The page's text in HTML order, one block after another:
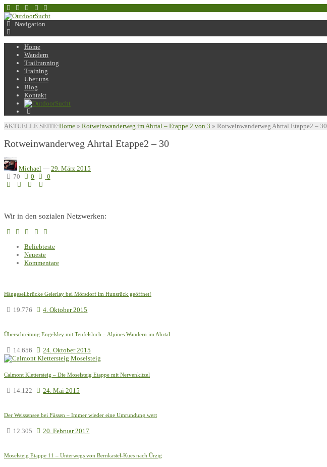
Navigation
Home
Wandern
Trailrunning
Training
Über uns
Blog
Kontakt
AKTUELLE SEITE:Home » Rotweinwanderweg im Ahrtal – Etappe 2 von 3 » Rotweinwanderweg Ahrtal Etappe2 – 30
Rotweinwanderweg Ahrtal Etappe2 – 30
Michael — 29. März 2015
70
0 0
Wir in den sozialen Netzwerken:
Beliebteste
Neueste
Kommentare
Hängeseilbrücke Geierlay bei Mörsdorf im Hunsrück geöffnet!
19.776 4. Oktober 2015
Überschreitung Engelsley mit Teufelsloch – Alpines Wandern im Ahrtal
14.656 24. Oktober 2015
Calmont Klettersteig – Die Moselsteig Etappe mit Nervenkitzel
14.122 24. Mai 2015
Der Weissensee bei Füssen – Immer wieder eine Umrundung wert
12.305 20. Februar 2017
Moselsteig Etappe 11 – Unterwegs von Bernkastel-Kues nach Ürzig